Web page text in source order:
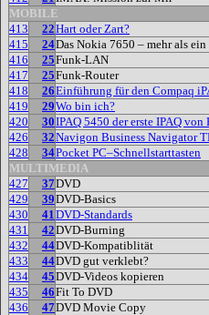
MOBILE
413
22Hart oder Zart?
415
24Das Nokia 7650 – mehr als ein
416
25Funk-LAN
417
25Funk-Router
418
26Einführung für den Compaq
419
29Wo bin ich?
420
30IPAQ 5450 der erste IPAQ
426
32Navigon Business Navigator
428
34Pocket PC–Schnellstarttasten
MULTIMEDIA
427
37DVD
429
39DVD-Basics
430
41DVD-Standards
431
42DVD-Burning
432
44DVD-Kompatiblität
433
44DVD gut verklebt?
434
45DVD-Videos kopieren
435
46Fit To DVD
436
47DVD Movie Copy